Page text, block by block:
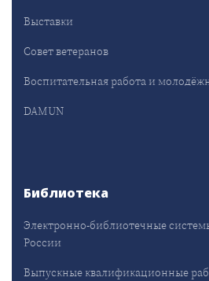
Выставки
Совет ветеранов
Воспитательная работа и
DAMUN
Библиотека
Электронно-библиотечные
России
Выпускные квалификационные